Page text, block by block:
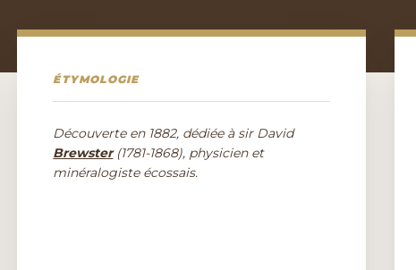
ÉTYMOLOGIE
Découverte en 1882, dédiée à sir David
Brewster(1781-1868), physicien et
minéralogiste écossais.